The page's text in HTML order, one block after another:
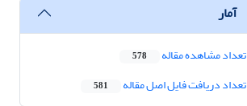
آمار
تعداد مشاهده مقاله 578
تعداد دریافت فایل اصل مقاله 581